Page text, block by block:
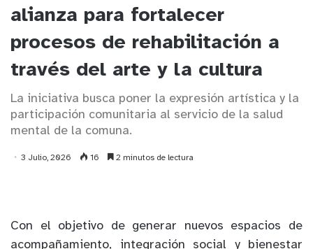
alianza para fortalecer
procesos de rehabilitación a
través del arte y la cultura
La iniciativa busca poner la expresión artística y la
participación comunitaria al servicio de la salud
mental de la comuna.
3 Julio, 2026 16 2 minutos de lectura
Con el objetivo de generar nuevos espacios de
acompañamiento, integración social y bienestar